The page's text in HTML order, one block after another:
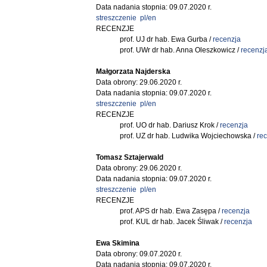
Data nadania stopnia: 09.07.2020 r.
streszczenie pl/en
RECENZJE
prof. UJ dr hab. Ewa Gurba /recenzja
prof. UWr dr hab. Anna Oleszkowicz /
Małgorzata Najderska
Data obrony: 29.06.2020 r.
Data nadania stopnia: 09.07.2020 r.
streszczenie pl/en
RECENZJE
prof. UO dr hab. Dariusz Krok /recenzja
prof. UZ dr hab. Ludwika Wojciechowska /
Tomasz Sztajerwald
Data obrony: 29.06.2020 r.
Data nadania stopnia: 09.07.2020 r.
streszczenie pl/en
RECENZJE
prof. APS dr hab. Ewa Zasępa /recenzja
prof. KUL dr hab. Jacek Śliwak /recenzja
Ewa Skimina
Data obrony: 09.07.2020 r.
Data nadania stopnia: 09.07.2020 r.